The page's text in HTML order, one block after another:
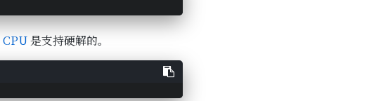
CPU是支持硬解的。